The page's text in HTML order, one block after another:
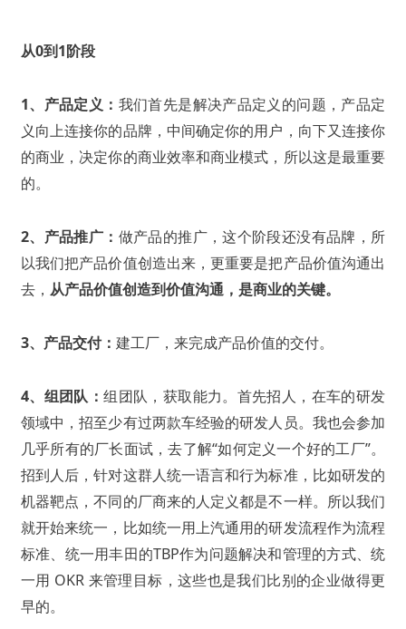
从0到1阶段
1、产品定义： 我们首先是解决产品定义的问题，产品定
义向上连接你的品牌，中间确定你的用户，向下又连接你
的商业，决定你的商业效率和商业模式，所以这是最重要
的。
2、产品推广： 做产品的推广，这个阶段还没有品牌，所
以我们把产品价值创造出来，更重要是把产品价值沟通出
去， 从产品价值创造到价值沟通，是商业的关键。
3、产品交付： 建工厂，来完成产品价值的交付。
4、组团队：组团队，获取能力。首先招人，在车的研发
领域中，招至少有过两款车经验的研发人员。我也会参加
几乎所有的厂长面试，去了解“如何定义一个好的工厂”。
招到人后，针对这群人统一语言和行为标准，比如研发的
机器靶点，不同的厂商来的人定义都是不一样。所以我们
就开始来统一，比如统一用上汽通用的研发流程作为流程
标准、统一用丰田的TBP作为问题解决和管理的方式、统
一用 OKR 来管理目标，这些也是我们比别的企业做得更
早的。